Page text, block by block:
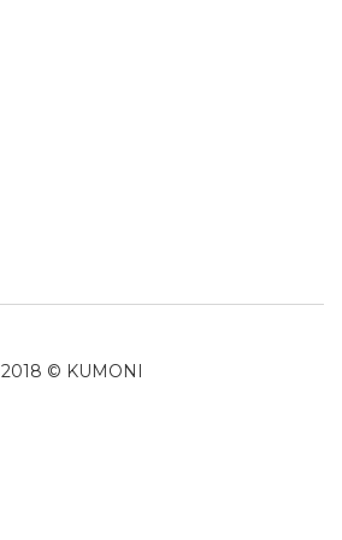
2018 © KUMONI